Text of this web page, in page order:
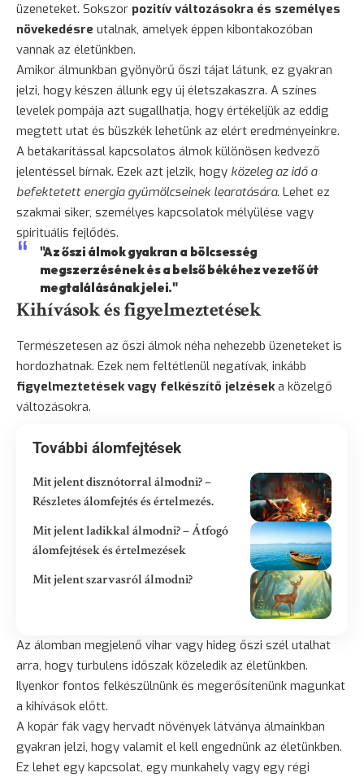
üzeneteket. Sokszor pozitív változásokra és személyes
növekedésre utalnak, amelyek éppen kibontakozóban
vannak az életünkben.
Amikor álmunkban gyönyörű őszi tájat látunk, ez gyakran
jelzi, hogy készen állunk egy új életszakaszra. A színes
levelek pompája azt sugallhatja, hogy értékeljük az eddig
megtett utat és büszkék lehetünk az elért eredményeinkre.
A betakarítással kapcsolatos álmok különösen kedvező
jelentéssel bírnak. Ezek azt jelzik, hogy közeleg az idő a
befektetett energia gyümölcseinek learatására. Lehet ez
szakmai siker, személyes kapcsolatok mélyülése vagy
spirituális fejlődés.
"Az őszi álmok gyakran a bölcsesség
megszerzésének és a belső békéhez vezető út
megtalálásának jelei."
Kihívások és figyelmeztetések
Természetesen az őszi álmok néha nehezebb üzeneteket is
hordozhatnak. Ezek nem feltétlenül negatívak, inkább
figyelmeztetések vagy felkészítő jelzéseka közelgő
változásokra.
További álomfejtések
Mit jelent disznótorral álmodni? –
Részletes álomfejtés és értelmezés.
Mit jelent ladikkal álmodni? – Átfogó
álomfejtések és értelmezések
Mit jelent szarvasról álmodni?
Az álomban megjelenő vihar vagy hideg őszi szél utalhat
arra, hogy turbulens időszak közeledik az életünkben.
Ilyenkor fontos felkészülnünk és megerősítenünk magunkat
a kihívások előtt.
A kopár fák vagy hervadt növények látványa álmainkban
gyakran jelzi, hogy valamit el kell engednünk az életünkben.
Ez lehet egy kapcsolat, egy munkahely vagy egy régi